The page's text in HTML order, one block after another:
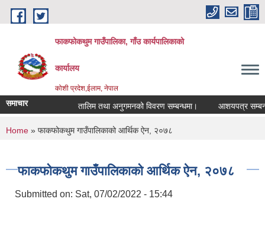
Skip to main content
फाकफोकथुम गाउँपालिका, गाँउ कार्यपालिकाको
कार्यालय
कोशी प्रदेश,ईलाम, नेपाल
समाचार तालिम तथा अनुगमनको विवरण सम्बन्धमा। आशयपत्र सम्बन्धी
You are here
Home » फाकफोकथुम गाउँपालिकाको आर्थिक ऐन, २०७८
फाकफोकथुम गाउँपालिकाको आर्थिक ऐन, २०७८
Submitted on: Sat, 07/02/2022 - 15:44